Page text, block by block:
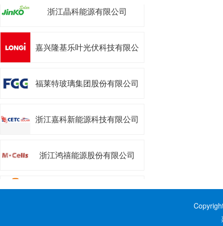
浙江晶科能源有限公司
嘉兴隆基乐叶光伏科技有限公
福莱特玻璃集团股份有限公司
浙江嘉科新能源科技有限公司
浙江鸿禧能源股份有限公司